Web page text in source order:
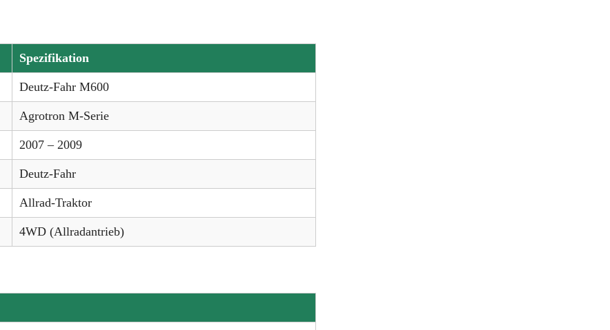
Spezifikation
Deutz-Fahr M600
Agrotron M-Serie
2007 – 2009
Deutz-Fahr
Allrad-Traktor
4WD (Allradantrieb)